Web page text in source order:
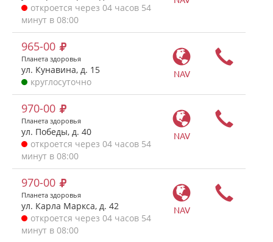
откроется через 04 часов 54
минут в 08:00
NAV
965-00
Планета здоровья
ул. Кунавина, д. 15
круглосуточно
NAV
970-00
Планета здоровья
ул. Победы, д. 40
откроется через 04 часов 54
минут в 08:00
NAV
970-00
Планета здоровья
ул. Карла Маркса, д. 42
откроется через 04 часов 54
минут в 08:00